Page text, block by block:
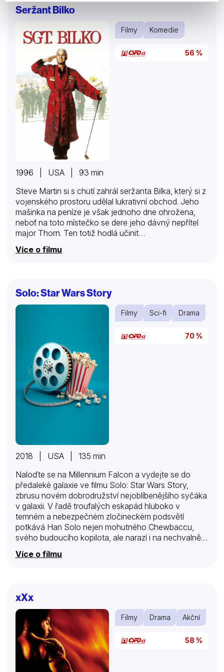
Seržant Bilko
Filmy Komedie
56 %
1996 | USA | 93 min
Steve Martin si s chutí zahrál seržanta Bilka, který si z
vojenského prostoru udělal lukrativní obchod. Jeho
mašinka na peníze je však jednoho dne ohrožena,
neboť na toto místečko se dere jeho dávný nepřítel
major Thorn. Ten totiž hodlá učinit…
Více o filmu
Solo: Star Wars Story
Filmy Sci-fi Drama
70 %
2018 | USA | 135 min
Naloďte se na Millennium Falcon a vydejte se do
předaleké galaxie ve filmu Solo: Star Wars Story,
zbrusu novém dobrodružství nejoblíbenějšího syčáka
v galaxii. V řadě troufalých eskapád hluboko v
temném a nebezpečném zločineckém podsvětí
potkává Han Solo nejen mohutného Chewbaccu,
svého budoucího kopilota, ale narazí i na nechvalně
Více o filmu
xXx
Filmy Drama Akční
58 %